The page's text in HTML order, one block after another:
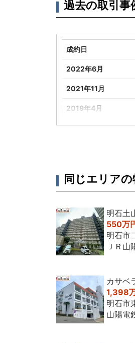
過去の取引事
成約日
2022年6月
2021年11月
2019年4月
2019年2月
2017年7月
2017年7月
2016年7月
2015年7月
2013年7月
2012年5月
2010年1月
同じエリアの
明石土
550万
明石市
ＪＲ
カサベ
1,398
明石市
山陽電